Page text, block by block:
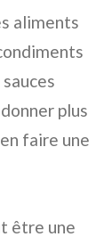
aliments
plus
faire une
être une